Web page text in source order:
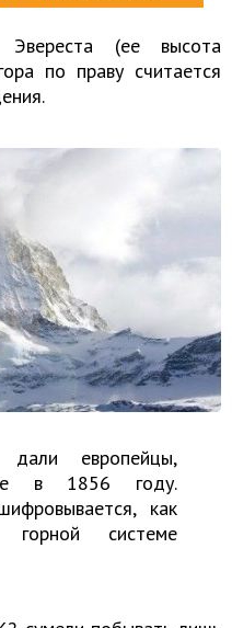
(ее высота
по праву считается
европейцы,
в 1856 году.
как
системе